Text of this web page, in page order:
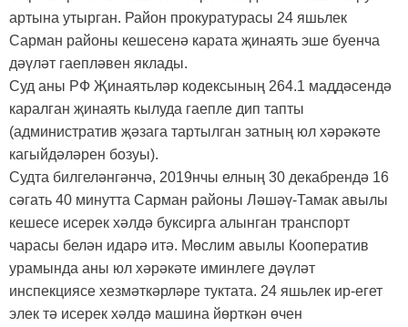
артына утырган. Район прокуратурасы 24 яшьлек
Сарман районы кешесенә карата җинаять эше буенча
дәүләт гаепләвен яклады.
Суд аны РФ Җинаятьләр кодексының 264.1 маддәсендә
каралган җинаять кылуда гаепле дип тапты
(административ җәзага тартылган затның юл хәрәкәте
кагыйдәләрен бозуы).
Судта билгеләнгәнчә, 2019нчы елның 30 декабрендә 16
сәгать 40 минутта Сарман районы Ләшәү-Тамак авылы
кешесе исерек хәлдә буксирга алынган транспорт
чарасы белән идарә итә. Мөслим авылы Кооператив
урамында аны юл хәрәкәте иминлеге дәүләт
инспекциясе хезмәткәрләре туктата. 24 яшьлек ир-егет
элек тә исерек хәлдә машина йөрткән өчен